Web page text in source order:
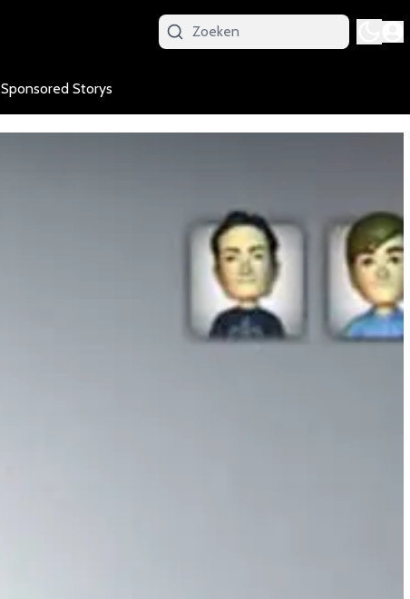
Sponsored Storys